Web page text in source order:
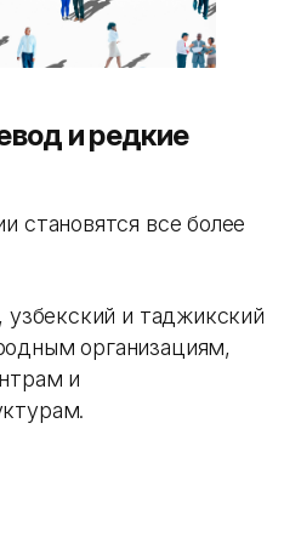
и редкие
становятся все более
узбекский и таджикский
организациям,
и